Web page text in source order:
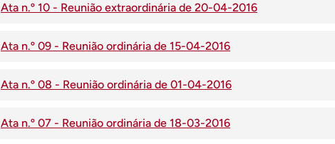
Ata n.º 10 - Reunião extraordinária de 20-04-2016
Ata n.º 09 - Reunião ordinária de 15-04-2016
Ata n.º 08 - Reunião ordinária de 01-04-2016
Ata n.º 07 - Reunião ordinária de 18-03-2016